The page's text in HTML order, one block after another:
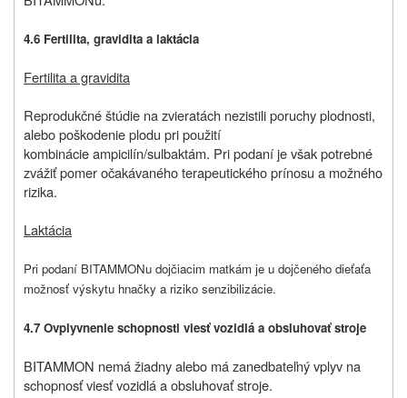
4.6 Fertilita, gravidita a laktácia
Fertilita a gravidita
Reprodukčné štúdie na zvieratách nezistili poruchy plodnosti,
alebo poškodenie plodu pri použití
kombinácie ampicilín/sulbaktám. Pri podaní je však potrebné
zvážiť pomer očakávaného terapeutického prínosu a možného
rizika.
Laktácia
Pri podaní BITAMMONu dojčiacim matkám je u dojčeného dieťaťa
možnosť výskytu hnačky a riziko senzibilizácie.
4.7 Ovplyvnenie schopnosti viesť vozidlá a obsluhovať stroje
BITAMMON nemá žiadny alebo má zanedbateľný vplyv na
schopnosť viesť vozidlá a obsluhovať stroje.